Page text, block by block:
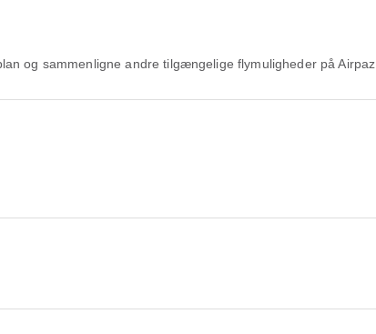
og sammenligne andre tilgængelige flymuligheder på Airpaz.